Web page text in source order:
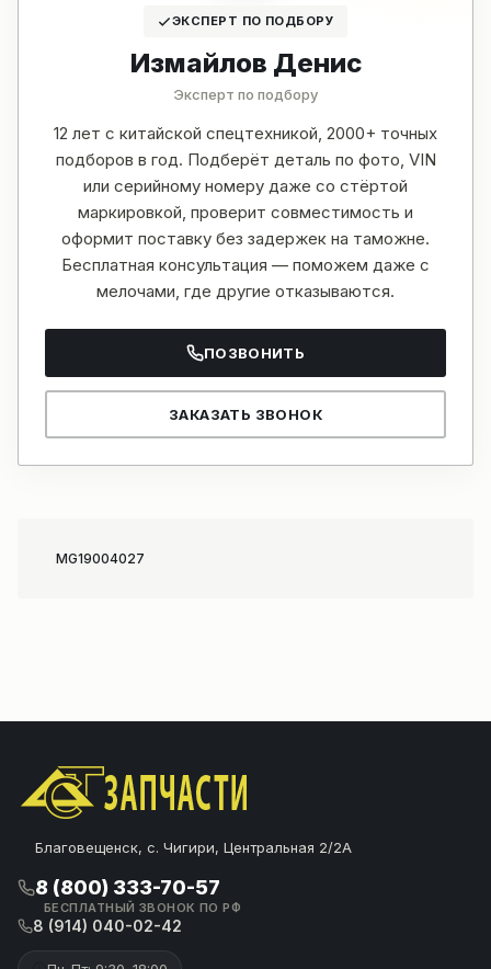
ЭКСПЕРТ ПО ПОДБОРУ
Измайлов Денис
Эксперт по подбору
12 лет с китайской спецтехникой, 2000+ точных
подборов в год. Подберёт деталь по фото, VIN
или серийному номеру даже со стёртой
маркировкой, проверит совместимость и
оформит поставку без задержек на таможне.
Бесплатная консультация — поможем даже с
мелочами, где другие отказываются.
ПОЗВОНИТЬ
ЗАКАЗАТЬ ЗВОНОК
MG19004027
Благовещенск, с. Чигири, Центральная 2/2А
8 (800) 333-70-57
БЕСПЛАТНЫЙ ЗВОНОК ПО РФ
8 (914) 040-02-42